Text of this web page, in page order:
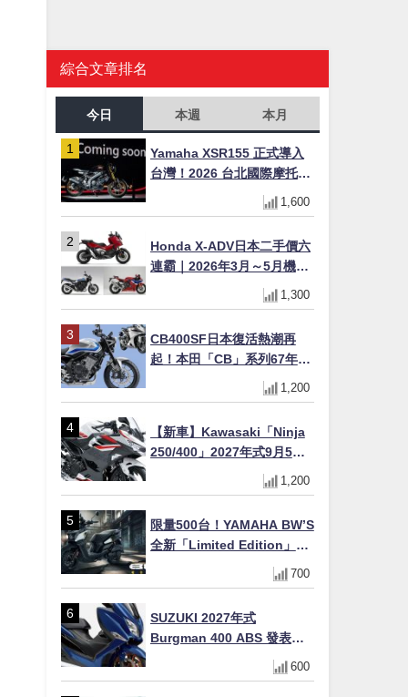
綜合文章排名
今日 本週 本月
Yamaha XSR155 正式導入
台灣！2026 台北國際摩托車
展亮相，70 週年紀念版
YZF-R 系列限量追加販售
1,600
Honda X-ADV日本二手價六
連霸｜2026年3月～5月機車
轉售排行榜 CBR1000RR-R
FIREBLADE SP首度躋身前
1,300
CB400SF日本復活熱潮再
起！本田「CB」系列67年傳
奇解密 與CBR差異一次搞懂
1,200
【新車】Kawasaki「Ninja
250/400」2027年式9月5日
日本發售！新塗裝登場×價格
不變×輔助滑動式離合器
1,200
限量500台！YAMAHA BW’S
全新「Limited Edition」都
市探索限定色 GOOPiMADE
聯名包同步登場
700
SUZUKI 2027年式
Burgman 400 ABS 發表！
8/18日本上市、支援E10汽油
售價98萬100日圓
600